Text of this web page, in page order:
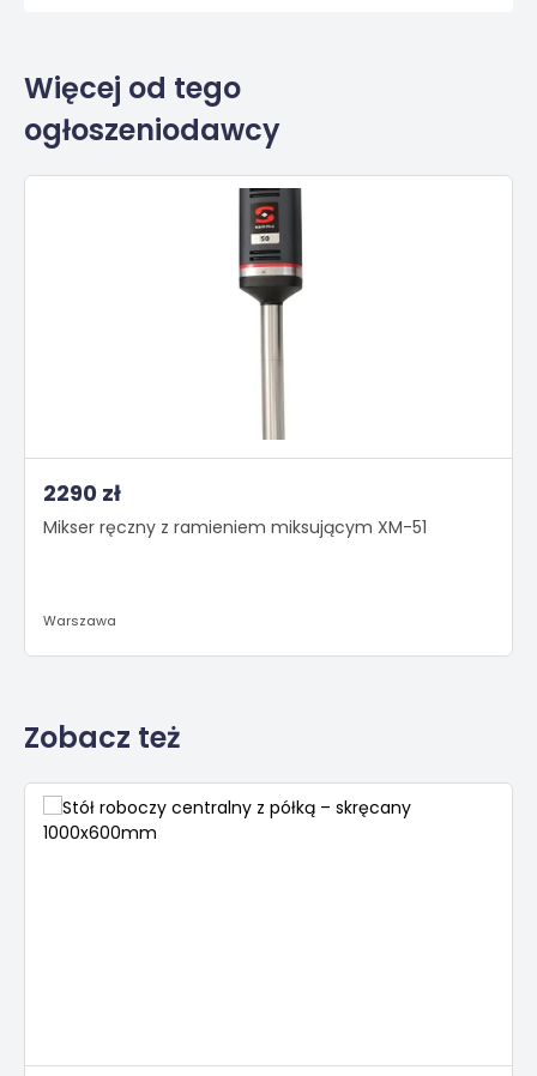
Więcej od tego
ogłoszeniodawcy
2290 zł
Mikser ręczny z ramieniem miksującym XM-51
Warszawa
Zobacz też